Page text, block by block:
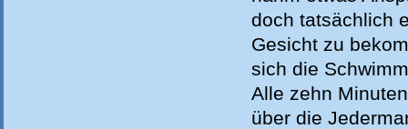
doch tatsächlich
Gesicht zu
sich die
Alle zehn
über die